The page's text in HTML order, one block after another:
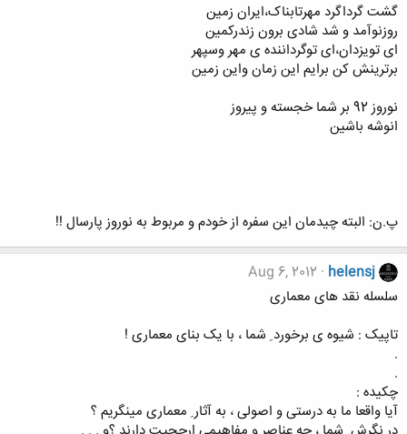
گشت گرداگرد مهرتابناک،ایران زمین
روزنوآمد و شد شادی برون زندرکمین
ای تویزدان،ای توگرداننده ی مهر وسپهر
برترینش کن برایم این زمان واین زمین
نوروز 92 بر شما خجسته و پیروز
انوشه باشین
پ.ن: البته چیدمان این سفره از خودم و مربوط به نوروز پارسال !!
helensj
Aug 6, 2012
سلسله نقد های معماری
تاپیک : شیوه ی برخورد ِ شما ، با یک بنای معماری !
.
.
چکیده :
آیا واقعا ما به درستی و اصولی ، به آثار ِ معماری مینگریم ؟